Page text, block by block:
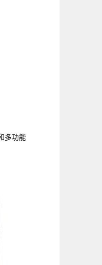
多功能